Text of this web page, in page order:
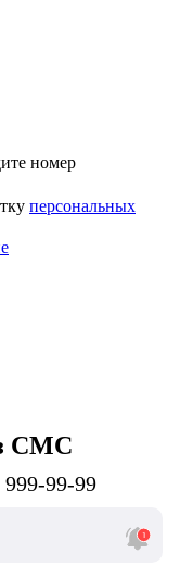
номер
персональных
СМС
99-99